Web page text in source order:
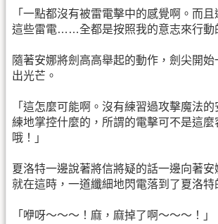
「一點都沒有被雷電擊中的感覺啊。而且
這些雷電……全都是按照我的意志來行動
隨著安娜將劍高高舉起的動作，劍尖開
出光芒。
「這怎麼可能啊。沒有練習過攻擊魔法
練地掌控什麼的，所謂的電擊可不是這
哦！」
夏洛特一邊說著將信將疑的話一邊向著安
就在這時，一道纖細地閃電落到了夏洛特
「咿呀～～～！麻，麻掉了啊～～～！」